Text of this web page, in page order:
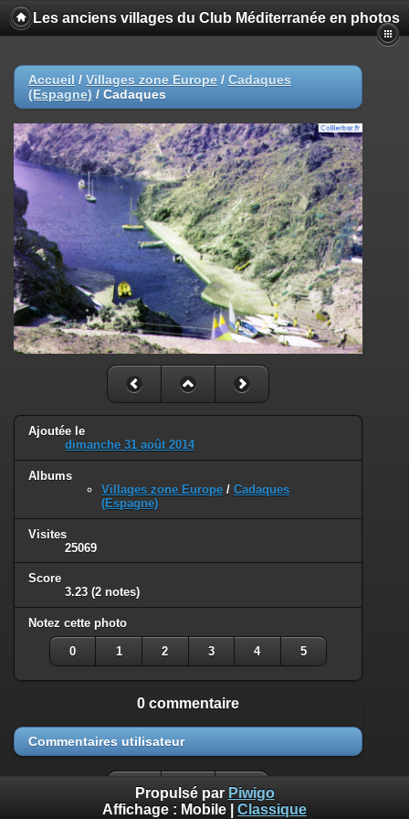
Les anciens villages du Club Méditerranée en photos
Accueil / Villages zone Europe / Cadaques
(Espagne) / Cadaques
Ajoutée le
dimanche 31 août 2014
Albums
Villages zone Europe / Cadaques
(Espagne)
Visites
25069
Score
3.23 (2 notes)
Notez cette photo
0 1 2 3 4 5
0 commentaire
Commentaires utilisateur
Propulsé par Piwigo
Affichage : Mobile Classique